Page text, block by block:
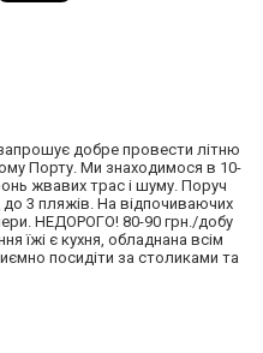
добре провести літню
Порту. Ми знаходимося в 10-
жвавих трас і шуму. Поруч
до 3 пляжів. На відпочиваючих
НЕДОРОГО! 80-90 грн./добу
їжі є кухня, обладнана всім
посидіти за столиками та